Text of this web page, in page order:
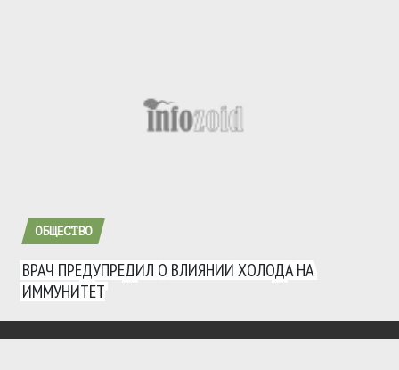
ОБЩЕСТВО
ВРАЧ ПРЕДУПРЕДИЛ О ВЛИЯНИИ ХОЛОДА НА
ИММУНИТЕТ